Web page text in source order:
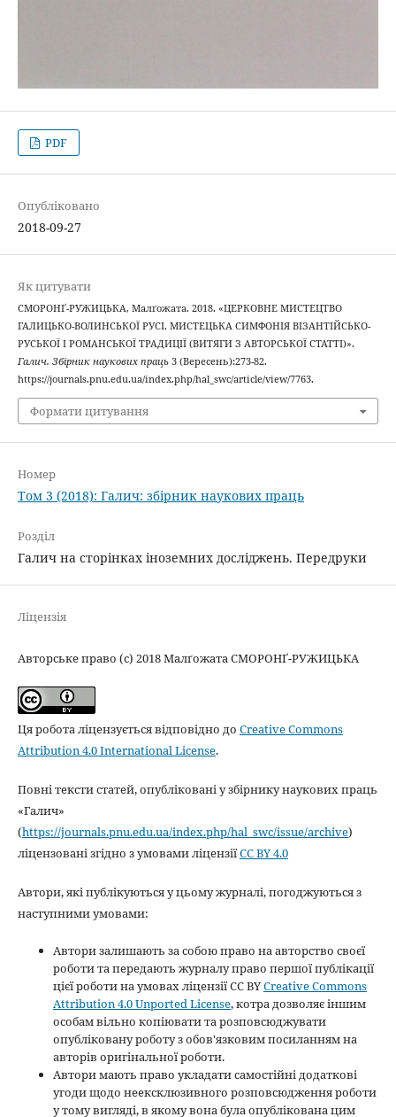
PDF
Опубліковано
2018-09-27
Як цитувати
СМОРОНҐ-РУЖИЦЬКА, Малґожата. 2018. «ЦЕРКОВНЕ МИСТЕЦТВО
ГАЛИЦЬКО-ВОЛИНСЬКОЇ РУСІ. МИСТЕЦЬКА СИМФОНІЯ ВІЗАНТІЙСЬКО-
РУСЬКОЇ І РОМАНСЬКОЇ ТРАДИЦІЇ (ВИТЯГИ З АВТОРСЬКОЇ СТАТТІ)».
Галич. Збірник наукових праць3 (Вересень):273-82.
https://journals.pnu.edu.ua/index.php/hal_swc/article/view/7763.
Формати цитування
Номер
Том 3 (2018): Галич: збірник наукових праць
Розділ
Галич на сторінках іноземних досліджень. Передруки
Ліцензія
Авторське право (c) 2018 Малґожата СМОРОНҐ-РУЖИЦЬКА
Ця робота ліцензується відповідно до Creative Commons
Attribution 4.0 International License.
Повні тексти статей, опубліковані у збірнику наукових праць
«Галич»
(https://journals.pnu.edu.ua/index.php/hal_swc/issue/archive)
ліцензовані згідно з умовами ліцензіїCC BY 4.0
Автори, які публікуються у цьому журналі, погоджуються з
наступними умовами:
Автори залишають за собою право на авторство своєї
роботи та передають журналу право першої публікації
цієї роботи на умовах ліцензії CC BYCreative Commons
Attribution 4.0 Unported License, котра дозволяє іншим
особам вільно копіювати та розповсюджувати
опубліковану роботу з обов'язковим посиланням на
авторів оригінальної роботи.
Автори мають право укладати самостійні додаткові
угоди щодо неексклюзивного розповсюдження роботи
у тому вигляді, в якому вона була опублікована цим